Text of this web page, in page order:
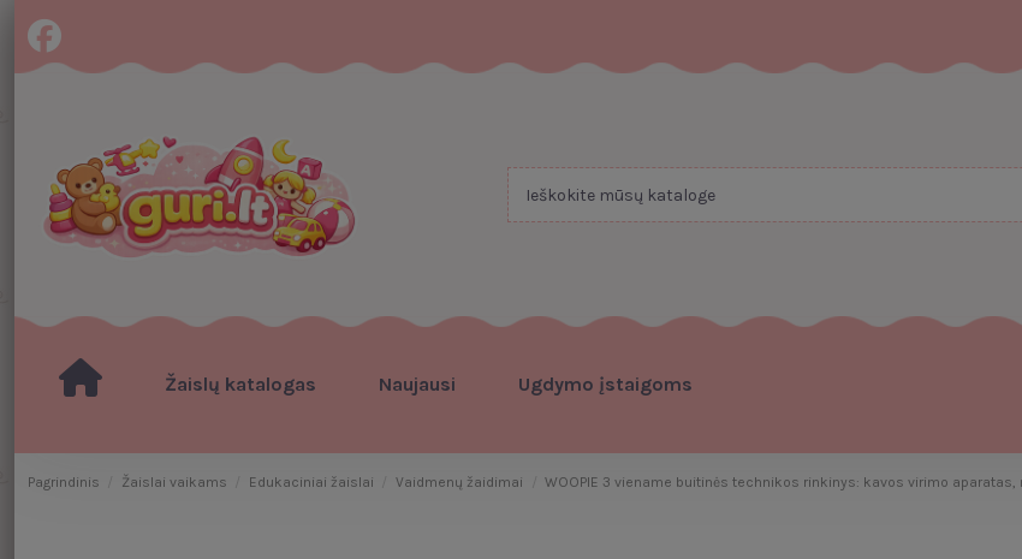
Žaislų katalogas Naujausi Ugdymo įstaigoms
Pagrindinis Žaislai vaikams Edukaciniai žaislai Vaidmenų žaidimai WOOPIE 3 viename buitinės technikos rinkinys: kavos virimo